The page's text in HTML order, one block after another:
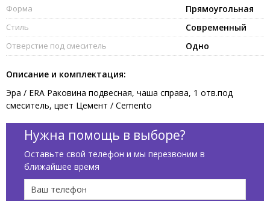
Форма Прямоугольная
Стиль Современный
Отверстие под смеситель Одно
Описание и комплектация:
Эра / ERA Раковина подвесная, чаша справа, 1 отв.под
смеситель, цвет Цемент / Cemento
Нужна помощь в выборе?
Оставьте свой телефон и мы перезвоним в
ближайшее время